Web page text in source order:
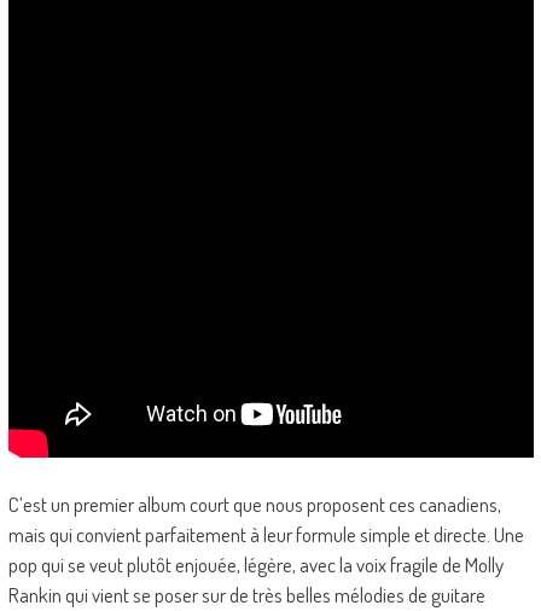
C’est un premier album court que nous proposent ces canadiens,
mais qui convient parfaitement à leur formule simple et directe. Une
pop qui se veut plutôt enjouée, légère, avec la voix fragile de Molly
Rankin qui vient se poser sur de très belles mélodies de guitare